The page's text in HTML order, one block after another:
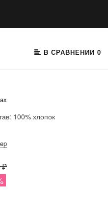
В СРАВНЕНИИ 0
100% хлопок
₽